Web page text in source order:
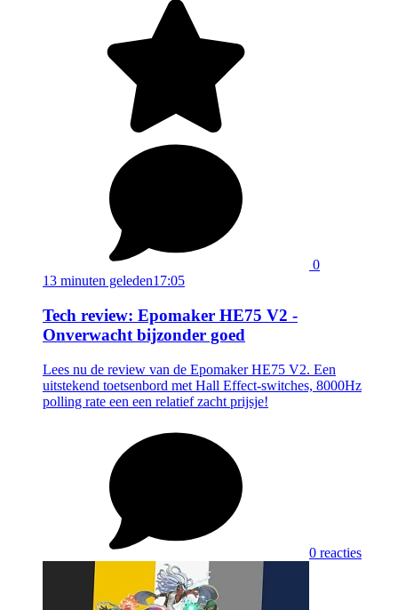
0
13 minuten geleden17:05
Tech review: Epomaker HE75 V2 -
Onverwacht bijzonder goed
Lees nu de review van de Epomaker HE75 V2. Een
uitstekend toetsenbord met Hall Effect-switches, 8000Hz
polling rate een een relatief zacht prijsje!
0 reacties